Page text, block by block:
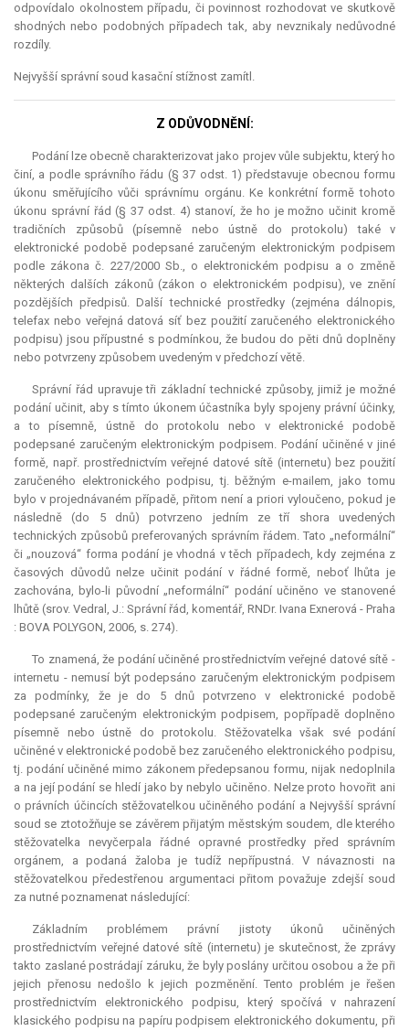
odpovídalo okolnostem případu, či povinnost rozhodovat ve skutkově
shodných nebo podobných případech tak, aby nevznikaly nedůvodné
rozdíly.
Nejvyšší správní soud kasační stížnost zamítl.
Z ODŮVODNĚNÍ:
Podání lze obecně charakterizovat jako projev vůle subjektu, který ho
činí, a podle správního řádu (§ 37 odst. 1) představuje obecnou formu
úkonu směřujícího vůči správnímu orgánu. Ke konkrétní formě tohoto
úkonu správní řád (§ 37 odst. 4) stanoví, že ho je možno učinit kromě
tradičních způsobů (písemně nebo ústně do protokolu) také v
elektronické podobě podepsané zaručeným elektronickým podpisem
podle zákona č. 227/2000 Sb., o elektronickém podpisu a o změně
některých dalších zákonů (zákon o elektronickém podpisu), ve znění
pozdějších předpisů. Další technické prostředky (zejména dálnopis,
telefax nebo veřejná datová síť bez použití zaručeného elektronického
podpisu) jsou přípustné s podmínkou, že budou do pěti dnů doplněny
nebo potvrzeny způsobem uvedeným v předchozí větě.
Správní řád upravuje tři základní technické způsoby, jimiž je možné
podání učinit, aby s tímto úkonem účastníka byly spojeny právní účinky,
a to písemně, ústně do protokolu nebo v elektronické podobě
podepsané zaručeným elektronickým podpisem. Podání učiněné v jiné
formě, např. prostřednictvím veřejné datové sítě (internetu) bez použití
zaručeného elektronického podpisu, tj. běžným e-mailem, jako tomu
bylo v projednávaném případě, přitom není a priori vyloučeno, pokud je
následně (do 5 dnů) potvrzeno jedním ze tří shora uvedených
technických způsobů preferovaných správním řádem. Tato „neformální“
či „nouzová“ forma podání je vhodná v těch případech, kdy zejména z
časových důvodů nelze učinit podání v řádné formě, neboť lhůta je
zachována, bylo-li původní „neformální“ podání učiněno ve stanovené
lhůtě (srov. Vedral, J.: Správní řád, komentář, RNDr. Ivana Exnerová - Praha
: BOVA POLYGON, 2006, s. 274).
To znamená, že podání učiněné prostřednictvím veřejné datové sítě -
internetu - nemusí být podepsáno zaručeným elektronickým podpisem
za podmínky, že je do 5 dnů potvrzeno v elektronické podobě
podepsané zaručeným elektronickým podpisem, popřípadě doplněno
písemně nebo ústně do protokolu. Stěžovatelka však své podání
učiněné v elektronické podobě bez zaručeného elektronického podpisu,
tj. podání učiněné mimo zákonem předepsanou formu, nijak nedoplnila
a na její podání se hledí jako by nebylo učiněno. Nelze proto hovořit ani
o právních účincích stěžovatelkou učiněného podání a Nejvyšší správní
soud se ztotožňuje se závěrem přijatým městským soudem, dle kterého
stěžovatelka nevyčerpala řádné opravné prostředky před správním
orgánem, a podaná žaloba je tudíž nepřípustná. V návaznosti na
stěžovatelkou předestřenou argumentaci přitom považuje zdejší soud
za nutné poznamenat následující:
Základním problémem právní jistoty úkonů učiněných
prostřednictvím veřejné datové sítě (internetu) je skutečnost, že zprávy
takto zaslané postrádají záruku, že byly poslány určitou osobou a že při
jejich přenosu nedošlo k jejich pozměnění. Tento problém je řešen
prostřednictvím elektronického podpisu, který spočívá v nahrazení
klasického podpisu na papíru podpisem elektronického dokumentu, při